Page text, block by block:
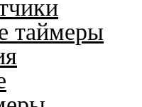
таймеры